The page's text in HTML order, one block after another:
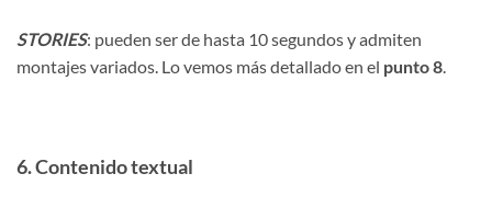
STORIES: pueden ser de hasta 10 segundos y admiten
montajes variados. Lo vemos más detallado en el punto 8
6. Contenido textual